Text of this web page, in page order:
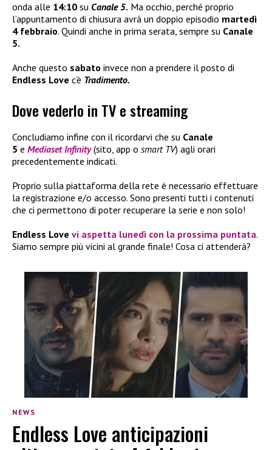
onda alle 14:10 su Canale 5. Ma occhio, perché proprio
l’appuntamento di chiusura avrà un doppio episodio martedì
4 febbraio. Quindi anche in prima serata, sempre su Canale
5.
Anche questo sabato invece non a prendere il posto di
Endless Love c’è Tradimento.
Dove vederlo in TV e streaming
Concludiamo infine con il ricordarvi che su Canale
5 e Mediaset Infinity(sito, app o smart TV) agli orari
precedentemente indicati.
Proprio sulla piattaforma della rete è necessario effettuare
la registrazione e/o accesso. Sono presenti tutti i contenuti
che ci permettono di poter recuperare la serie e non solo!
Endless Love vi aspetta lunedì con la prossima puntata.
Siamo sempre più vicini al grande finale! Cosa ci attenderà?
NEWS
Endless Love anticipazioni